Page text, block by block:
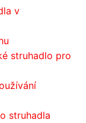
v
struhadlo pro
struhadla